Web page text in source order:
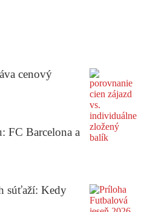
cenový
FC Barcelona a
súťaží: Kedy